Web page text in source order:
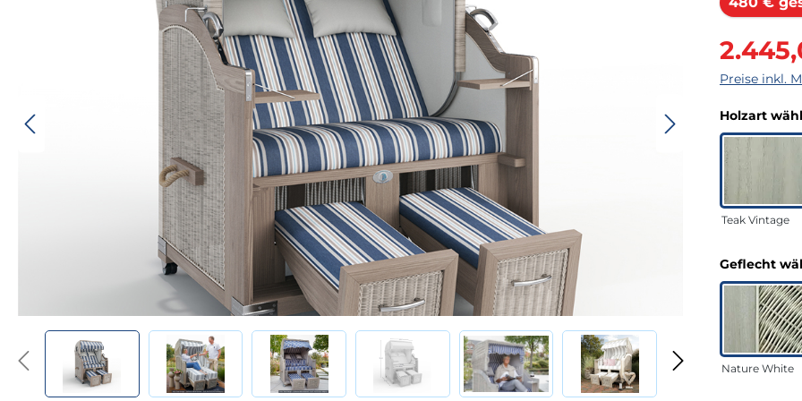
Preise inkl.
Holzart
Teak Vintage
Geflecht
Nature White